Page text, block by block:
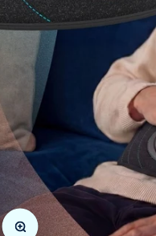
Zoomer sur l'image